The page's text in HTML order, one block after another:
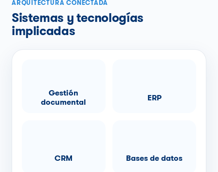
ARQUITECTURA CONECTADA
Sistemas y tecnologías
implicadas
Gestión
documental
ERP
CRM Bases de datos